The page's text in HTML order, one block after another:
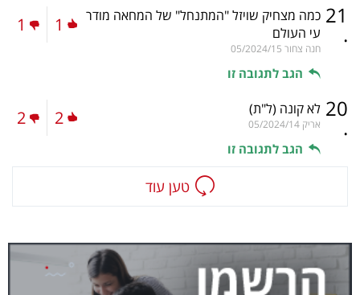
21
.
כמה מצחיק שויזל "המתנחל" של המחאה מודר
עי העולם
חנה צחור 05/2024/15
הגב לתגובה זו
1
1
20
.
לא קונה (ל"ת)
אריק 05/2024/14
הגב לתגובה זו
2
2
טען עוד